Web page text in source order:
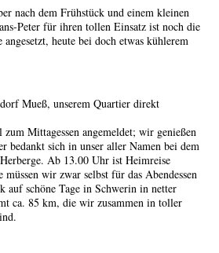
nach dem Frühstück und einem kleinen
Peter für ihren tollen Einsatz ist noch die
heute bei doch etwas kühlerem
Mueß, unserem Quartier direkt
Mittagessen angemeldet; wir genießen
bedankt sich in unser aller Namen bei dem
Ab 13.00 Uhr ist Heimreise
müssen wir zwar selbst für das Abendessen
auf schöne Tage in Schwerin in netter
ca. 85 km, die wir zusammen in toller